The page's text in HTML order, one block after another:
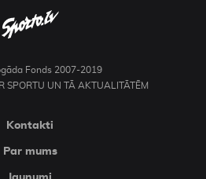
Fonds 2007-2019
SPORTU UN TĀ AKTUALITĀTĒM
Kontakti
Par mums